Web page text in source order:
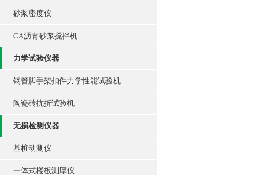
砂浆密度仪
CA沥青砂浆搅拌机
力学试验仪器
钢管脚手架扣件力学性能试验机
陶瓷砖抗折试验机
无损检测仪器
基桩动测仪
一体式楼板测厚仪